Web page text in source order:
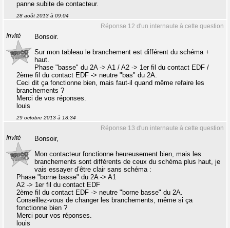
panne subite de contacteur.
28 août 2013 à 09:04
Réponse 12 d'un internaute à cette question
Invité
Bonsoir.
Sur mon tableau le branchement est différent du schéma +
haut.
Phase "basse" du 2A -> A1 / A2 -> 1er fil du contact EDF /
2ème fil du contact EDF -> neutre "bas" du 2A.
Ceci dit ça fonctionne bien, mais faut-il quand même refaire les
branchements ?
Merci de vos réponses.
louis
29 octobre 2013 à 18:34
Réponse 13 d'un internaute à cette question
Invité
Bonsoir,
Mon contacteur fonctionne heureusement bien, mais les
branchements sont différents de ceux du schéma plus haut, je
vais essayer d’être clair sans schéma :
Phase "borne basse" du 2A -> A1
A2 -> 1er fil du contact EDF
2ème fil du contact EDF -> neutre "borne basse" du 2A.
Conseillez-vous de changer les branchements, même si ça
fonctionne bien ?
Merci pour vos réponses.
louis